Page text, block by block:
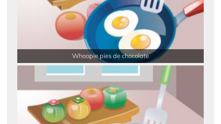
Whoopie pies de chocolate